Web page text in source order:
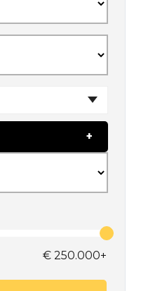
€ 250.000+